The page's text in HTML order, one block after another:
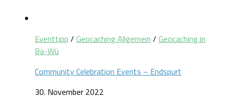
Eventtipp / Geocaching Allgemein / Geocaching in
Ba-Wü
Community Celebration Events – Endspurt
30. November 2022